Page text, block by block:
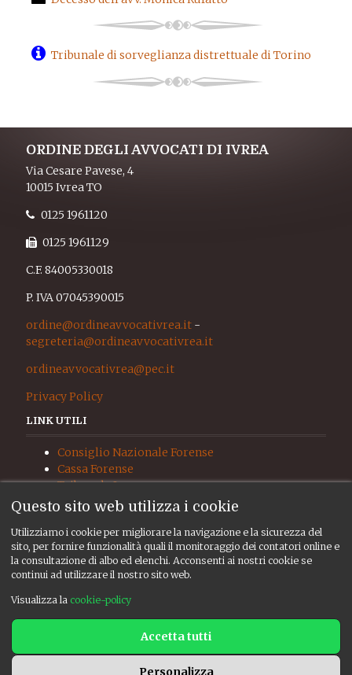
Tribunale di sorveglianza distrettuale di Torino
ORDINE DEGLI AVVOCATI DI IVREA
Via Cesare Pavese, 4
10015 Ivrea TO
0125 1961120
0125 1961129
C.F. 84005330018
P. IVA 07045390015
ordine@ordineavvocativrea.it -
segreteria@ordineavvocativrea.it
ordineavvocativrea@pec.it
Privacy Policy
LINK UTILI
Consiglio Nazionale Forense
Cassa Forense
Tribunale Ivrea
Procura Ivrea
UNEP
RISORSE
Consiglio
Bacheca
Questo sito web utilizza i cookie
Utilizziamo i cookie per migliorare la navigazione e la sicurezza del
sito, per fornire funzionalità quali il monitoraggio dei contatori online e
la consultazione di albo ed elenchi. Acconsenti ai nostri cookie se
continui ad utilizzare il nostro sito web.
Visualizza la cookie-policy
Personalizza
Accetta tutti